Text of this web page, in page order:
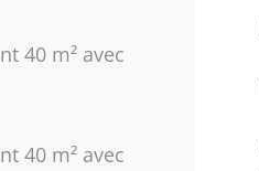
40 m² avec
40 m² avec